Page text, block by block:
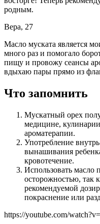
родным.
Вера, 27
Масло муската является
много раз и помогало
пищу и провожу сеансы
вдыхаю пары прямо из
Что запомнить
Мускатный орех
медицине,
ароматерапии.
Употребление
вынашивания
кровотечение.
Использовать масло
осторожностью, так
рекомендуемой
покраснение или
https://youtube.com/